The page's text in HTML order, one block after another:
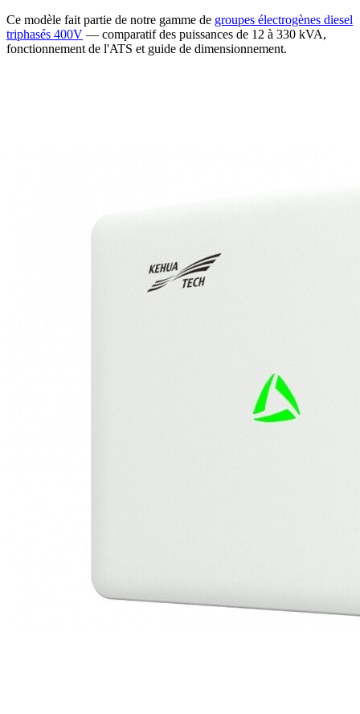
Ce modèle fait partie de notre gamme de groupes électrogènes diesel
triphasés 400V — comparatif des puissances de 12 à 330 kVA,
fonctionnement de l'ATS et guide de dimensionnement.